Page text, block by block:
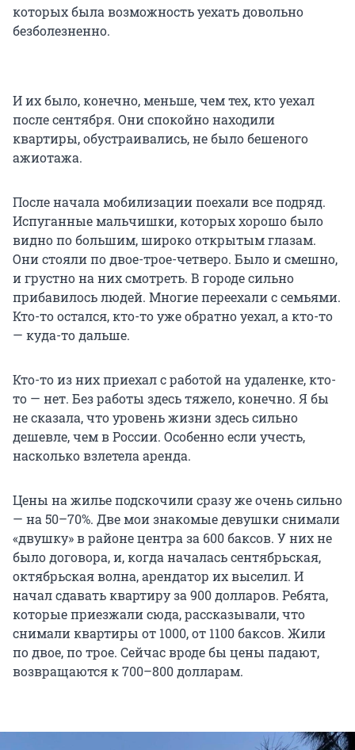
которых была возможность уехать довольно
безболезненно.
И их было, конечно, меньше, чем тех, кто уехал
после сентября. Они спокойно находили
квартиры, обустраивались, не было бешеного
ажиотажа.
После начала мобилизации поехали все подряд.
Испуганные мальчишки, которых хорошо было
видно по большим, широко открытым глазам.
Они стояли по двое-трое-четверо. Было и смешно,
и грустно на них смотреть. В городе сильно
прибавилось людей. Многие переехали с семьями.
Кто-то остался, кто-то уже обратно уехал, а кто-то
— куда-то дальше.
Кто-то из них приехал с работой на удаленке, кто-
то — нет. Без работы здесь тяжело, конечно. Я бы
не сказала, что уровень жизни здесь сильно
дешевле, чем в России. Особенно если учесть,
насколько взлетела аренда.
Цены на жилье подскочили сразу же очень сильно
— на 50–70%. Две мои знакомые девушки снимали
«двушку» в районе центра за 600 баксов. У них не
было договора, и, когда началась сентябрьская,
октябрьская волна, арендатор их выселил. И
начал сдавать квартиру за 900 долларов. Ребята,
которые приезжали сюда, рассказывали, что
снимали квартиры от 1000, от 1100 баксов. Жили
по двое, по трое. Сейчас вроде бы цены падают,
возвращаются к 700–800 долларам.